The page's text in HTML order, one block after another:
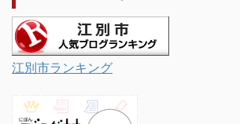
江別市ランキング